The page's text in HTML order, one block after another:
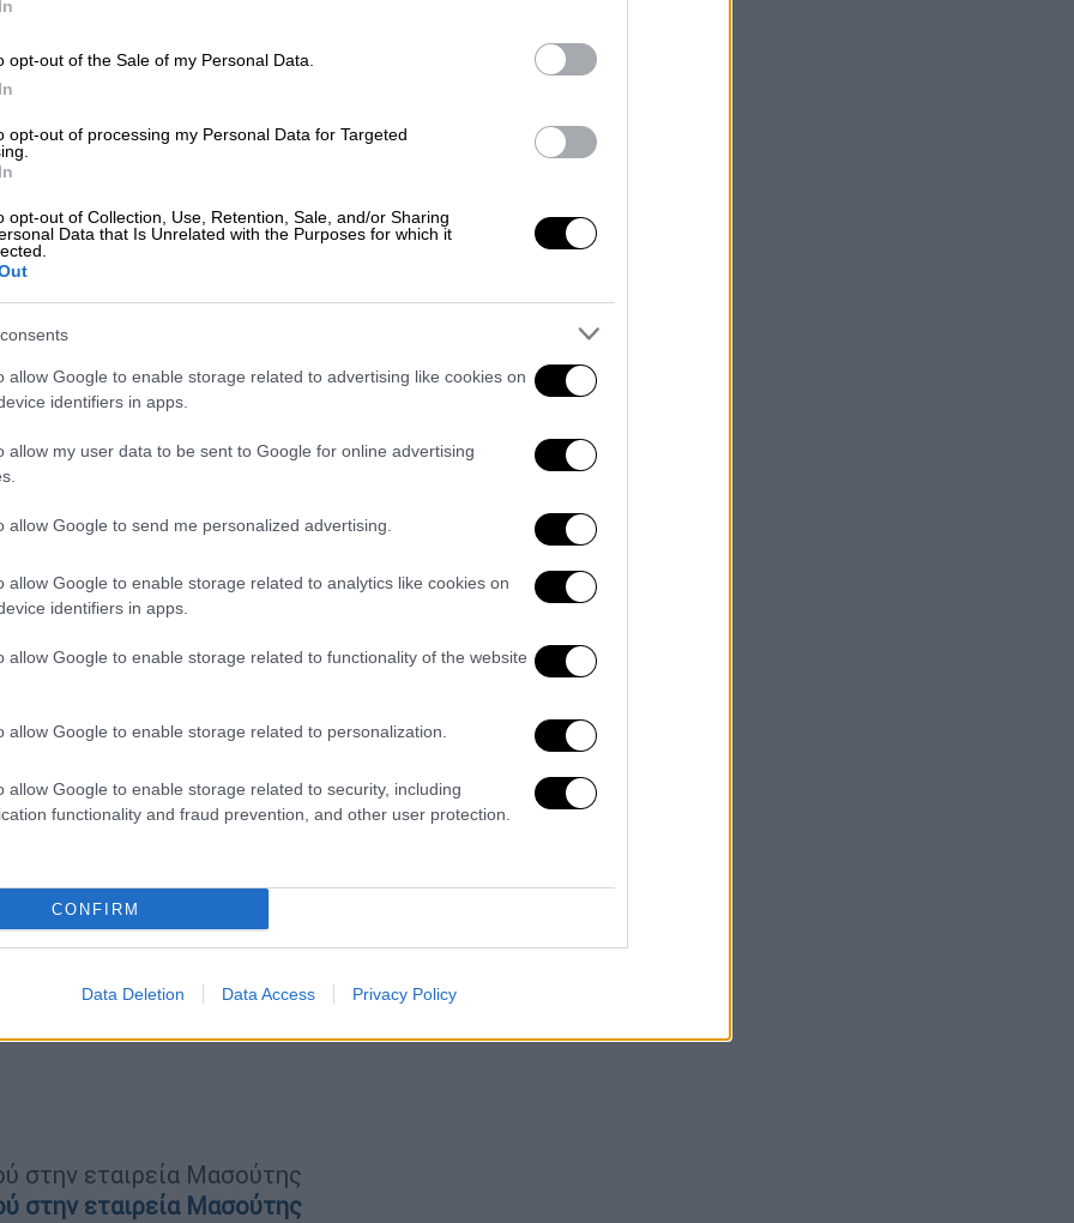
opt-out of the Sale of my Personal Data.
opt-out of processing my Personal Data for Targeted
opt-out of Collection, Use, Retention, Sale, and/or Sharing
Data that Is Unrelated with the Purposes for which it
allow Google to enable storage related to advertising like cookies on
identifiers in apps.
allow my user data to be sent to Google for online advertising
allow Google to send me personalized advertising.
allow Google to enable storage related to analytics like cookies on
identifiers in apps.
allow Google to enable storage related to functionality of the website
allow Google to enable storage related to personalization.
allow Google to enable storage related to security, including
functionality and fraud prevention, and other user protection.
CONFIRM
Data Deletion Data Access Privacy Policy
ευρωπαϊκή λίστα
δέσμευση απέναντι στους ανθρώπους
και ασφαλές περιβάλλον εργασίας,
στην Ευρώπη. Ανεκτίμητη αξία σε αυτή
η διάρκεια και το αποτέλεσμα της
στην εταιρεία Μασούτης
στην εταιρεία Μασούτης